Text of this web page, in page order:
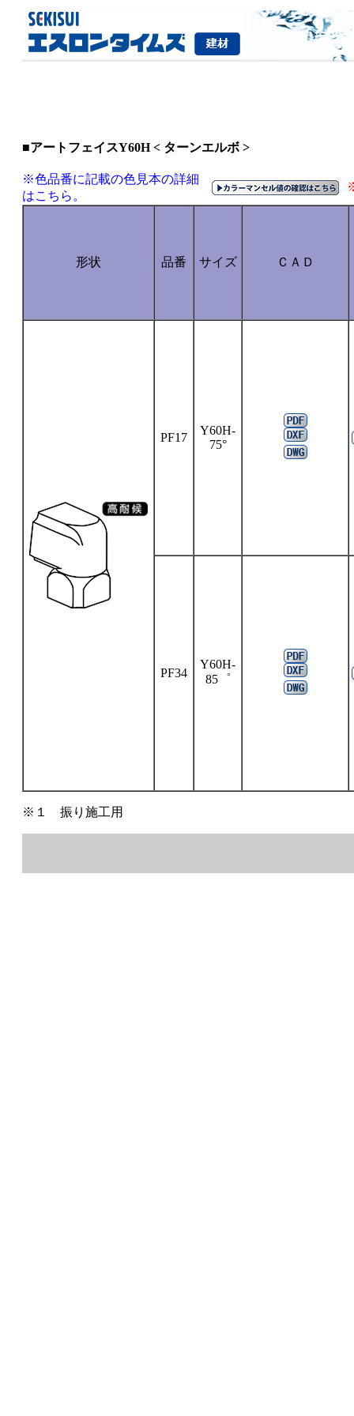
■アートフェイスY60H < ターンエルボ >
※色品番に記載の色見本の詳細
はこちら。
形状 品番 サイズ ＣＡＤ
PF17
Y60H-
75°
PF34
Y60H-
85゜
※１ 振り施工用